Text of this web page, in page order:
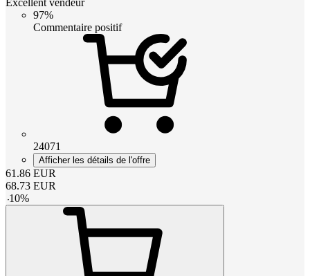
97%
Commentaire positif
24071
Afficher les détails de l'offre
61.86 EUR
68.73 EUR
-10%